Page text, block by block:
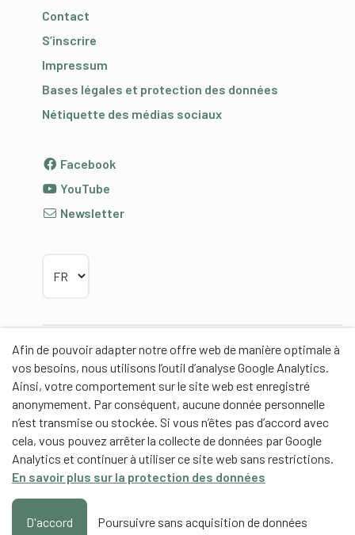
Afin de pouvoir adapter notre offre web de manière optimale à
vos besoins, nous utilisons l’outil d’analyse Google Analytics.
Ainsi, votre comportement sur le site web est enregistré
anonymement. Par conséquent, aucune donnée personnelle
n’est transmise ou stockée. Si vous n’êtes pas d’accord avec
cela, vous pouvez arrêter la collecte de données par Google
Analytics et continuer à utiliser ce site web sans restrictions.
En savoir plus sur la protection des données
D'accord Poursuivre sans acquisition de données
Contact
S’inscrire
Impressum
Bases légales et protection des données
Nétiquette des médias sociaux
Facebook
YouTube
Newsletter
Partenaires
Partenaires de contenus
Haute école fédérale de sport de Macolin HEFSM